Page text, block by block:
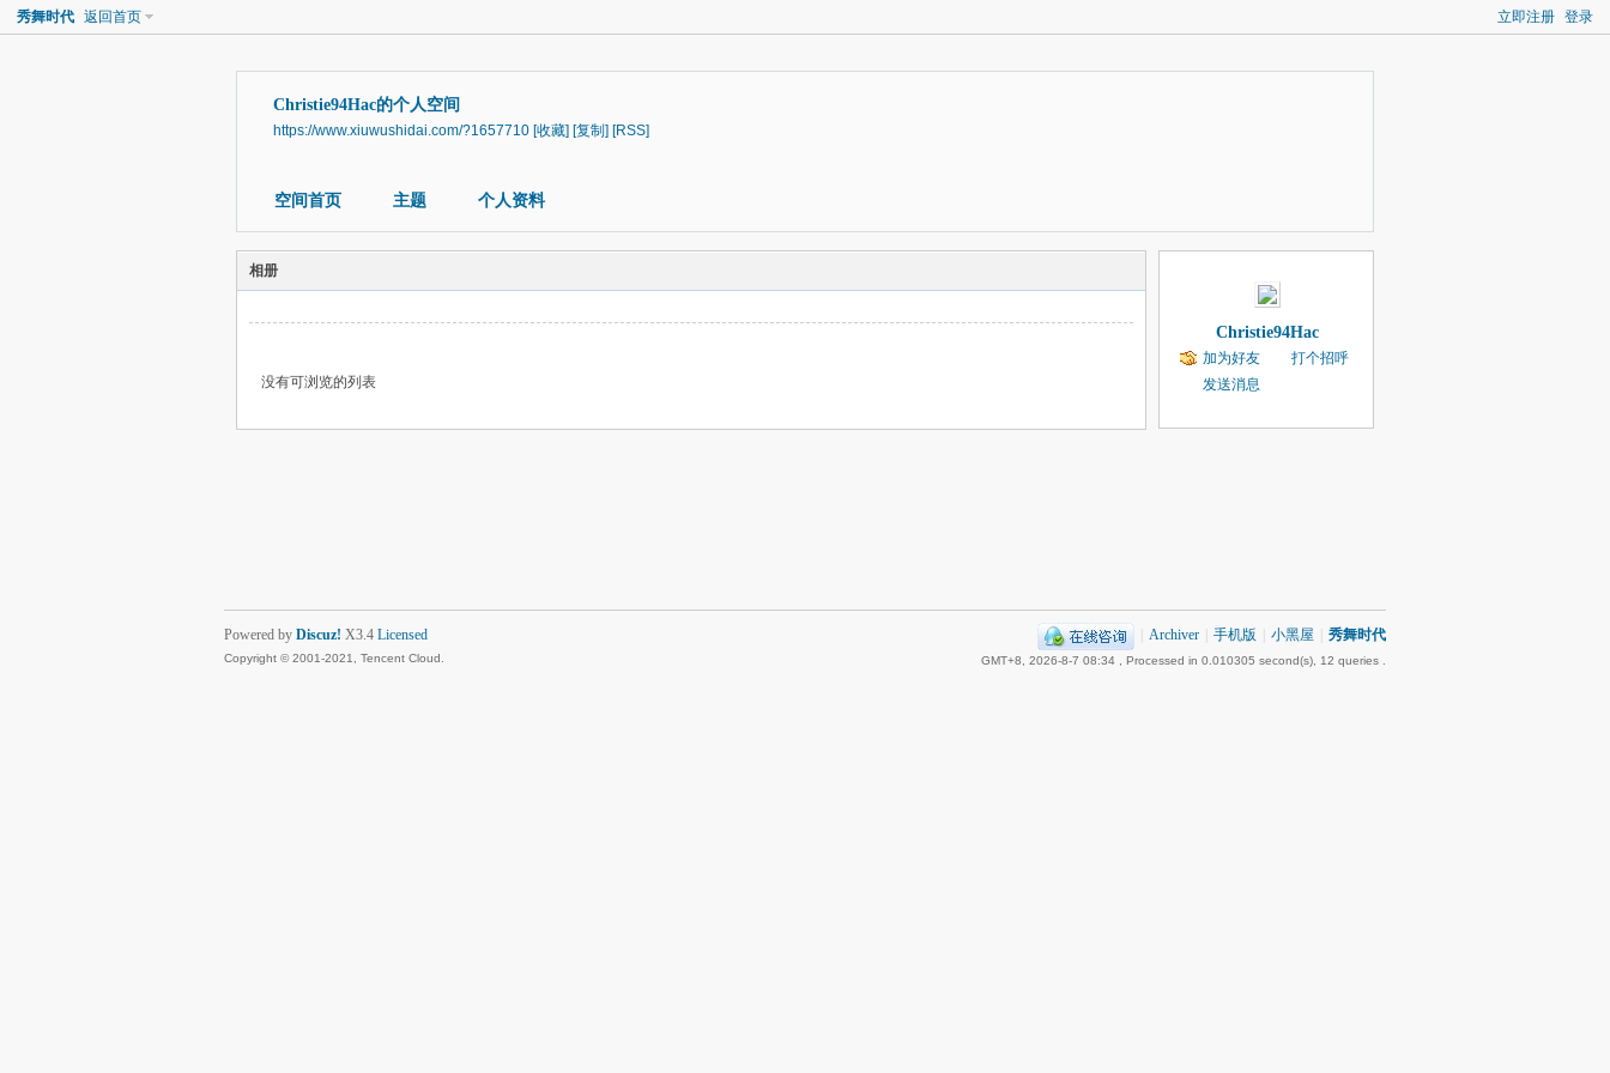
立即注册 登录
秀舞时代 返回首页
Christie94Hac的个人空间
https://www.xiuwushidai.com/?1657710 [收藏] [复制] [RSS]
空间首页 主题 个人资料
相册
没有可浏览的列表
Christie94Hac
加为好友
打个招呼
发送消息
Archiver 手机版 小黑屋 秀舞时代
GMT+8, 2026-8-7 08:34 , Processed in 0.010305 second(s), 12 queries .
Powered by Discuz! X3.4 Licensed
Copyright © 2001-2021, Tencent Cloud.